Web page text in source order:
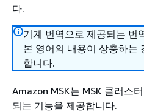
다.
기계 번역으로 제공되는 번
본 영어의 내용이 상충하는
합니다.
Amazon MSK는 MSK 클러스
되는 기능을 제공합니다.